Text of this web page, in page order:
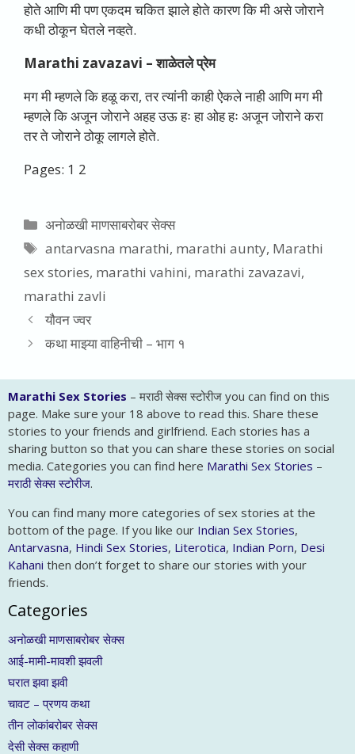
होते आणि मी पण एकदम चकित झाले होते कारण कि मी असे जोराने
कधी ठोकून घेतले नव्हते.
Marathi zavazavi –शाळेतले प्रेम
मग मी म्हणले कि हळू करा, तर त्यांनी काही ऐकले नाही आणि मग मी
म्हणले कि अजून जोराने अहह उऊ हः हा ओह हः अजून जोराने करा
तर ते जोराने ठोकू लागले होते.
Pages: 1 2
Categories
अनोळखी माणसाबरोबर सेक्स
Tags
antarvasna marathi, marathi aunty, Marathi
sex stories, marathi vahini, marathi zavazavi,
marathi zavli
यौवन ज्वर
कथा माझ्या वाहिनीची – भाग १
Marathi Sex Stories – मराठी सेक्स स्टोरीज you can find on this
page. Make sure your 18 above to read this. Share these
stories to your friends and girlfriend. Each stories has a
sharing button so that you can share these stories on social
media. Categories you can find here Marathi Sex Stories –
मराठी सेक्स स्टोरीज.
You can find many more categories of sex stories at the
bottom of the page. If you like our Indian Sex Stories,
Antarvasna, Hindi Sex Stories, Literotica, Indian Porn, Desi
Kahani then don’t forget to share our stories with your
friends.
Categories
अनोळखी माणसाबरोबर सेक्स
आई-मामी-मावशी झवली
घरात झवा झवी
चावट – प्रणय कथा
तीन लोकांबरोबर सेक्स
देसी सेक्स कहाणी